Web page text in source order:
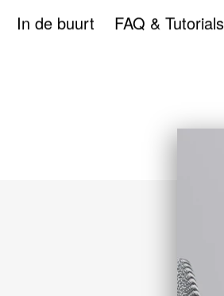
In de buurt FAQ & Tutorials